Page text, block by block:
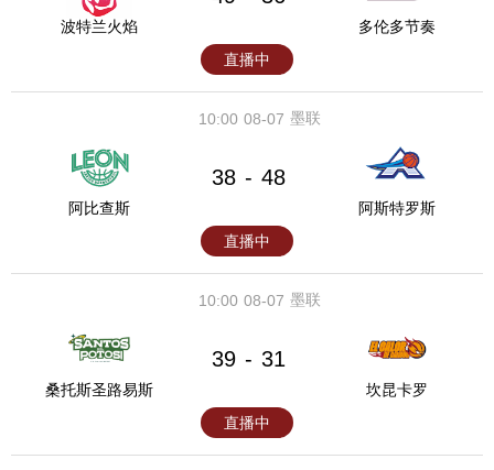
波特兰火焰
多伦多节奏
直播中
08-07
10:00 墨联
阿比查斯
38 - 48
阿斯特罗斯
直播中
08-07
10:00 墨联
桑托斯圣路易斯
39 - 31
坎昆卡罗
直播中